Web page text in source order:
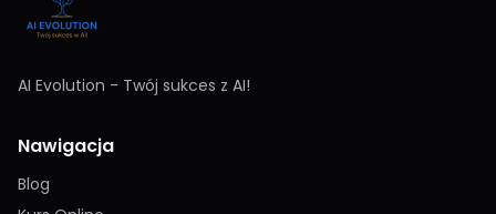
AI Evolution - Twój sukces z AI!
Nawigacja
Blog